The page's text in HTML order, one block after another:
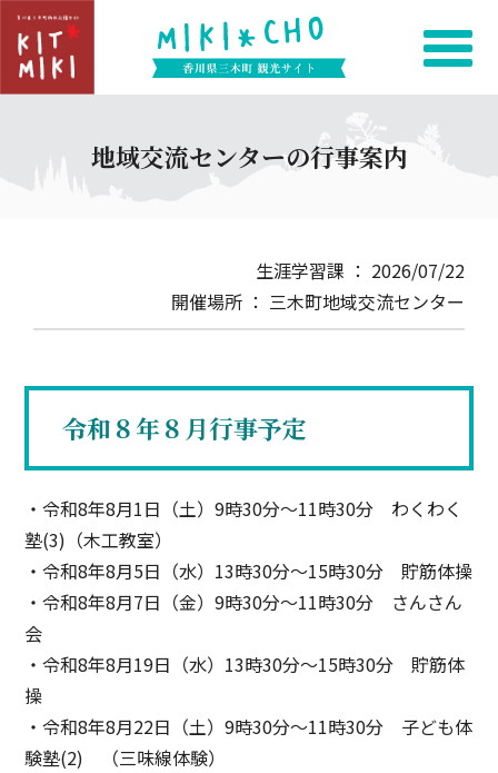
地域交流センターの行事案内
生涯学習課 ： 2026/07/22
開催場所 ： 三木町地域交流センター
令和８年８月行事予定
・令和8年8月1日（土）9時30分〜11時30分 わくわく
塾(3)（木工教室）
・令和8年8月5日（水）13時30分〜15時30分 貯筋体操
・令和8年8月7日（金）9時30分〜11時30分 さんさん
会
・令和8年8月19日（水）13時30分〜15時30分 貯筋体
操
・令和8年8月22日（土）9時30分〜11時30分 子ども体
験塾(2) （三味線体験）